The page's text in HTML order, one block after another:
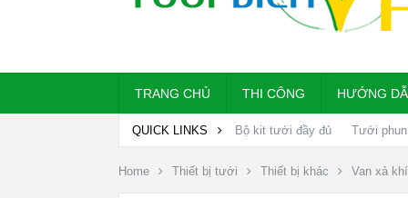
TRANG CHỦ THI CÔNG HƯỚNG
QUICK LINKS Bộ kit tưới đầy đủ Tưới phun
Home Thiết bị tưới Thiết bị khác Van xả khí